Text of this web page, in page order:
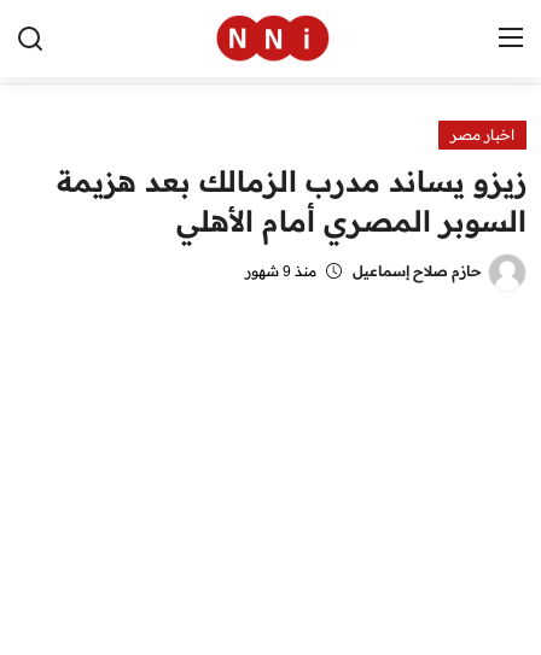
الرئيسية
اخبار مصر
العالم
اخبار مصر
زيزو يساند مدرب الزمالك بعد هزيمة
السوبر المصري أمام الأهلي
حازم صلاح إسماعيل منذ 9 شهور